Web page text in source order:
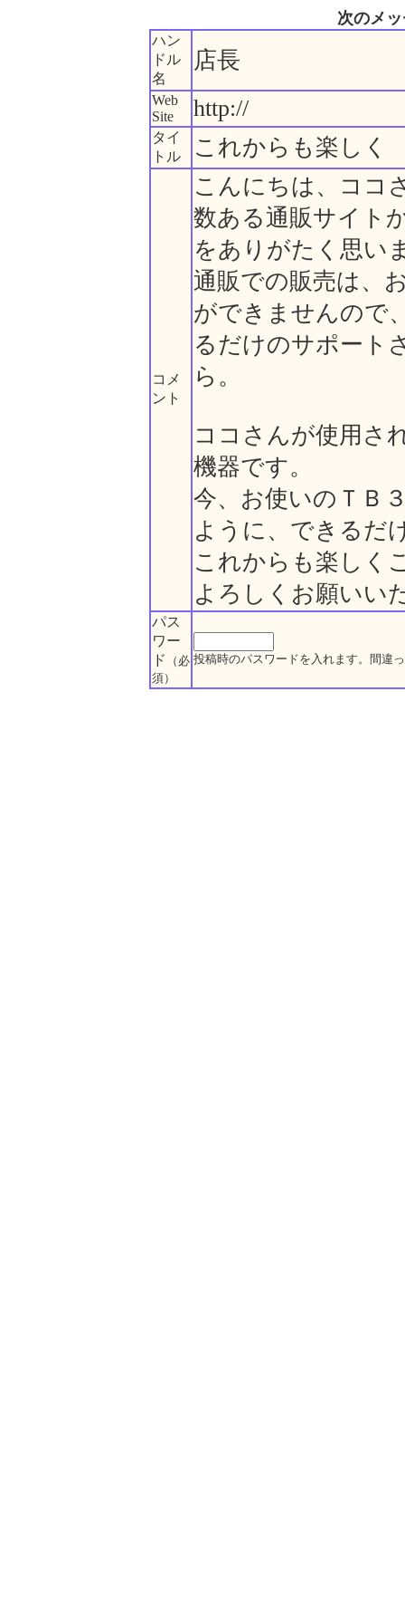
次のメ
ハン
ドル
名
店長
Web
Site
http://
タイ
トル
これからも楽しく
コメ
ント
こんにちは、ココ
数ある通販サイト
をありがたく思い
通販での販売は、
ができませんので
るだけのサポート
ら。
ココさんが使用さ
機器です。
今、お使いのＴＢ
ように、できるだ
これからも楽しく
よろしくお願いい
パス
ワー
ド
（必
須）
投稿時のパスワードを入れます。間違